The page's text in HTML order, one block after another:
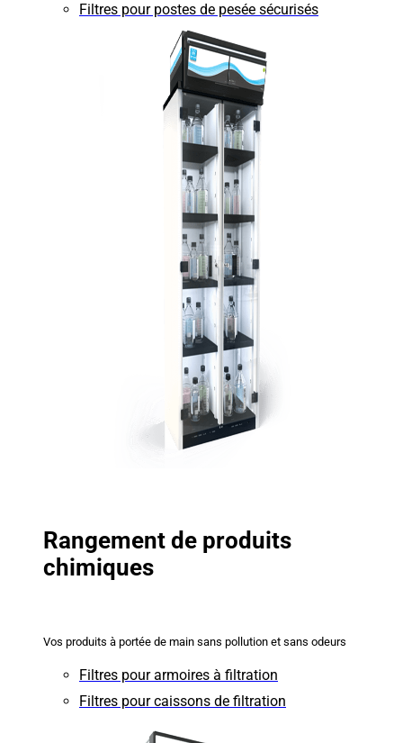
Filtres pour postes de pesée sécurisés
Rangement de produits
chimiques
Vos produits à portée de main sans pollution et sans odeurs
Filtres pour armoires à filtration
Filtres pour caissons de filtration